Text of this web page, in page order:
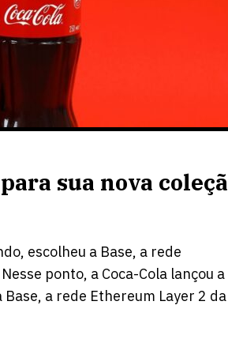
sua nova
escolheu a Base, a rede
ponto, a Coca-Cola lançou a
a rede Ethereum Layer 2 da